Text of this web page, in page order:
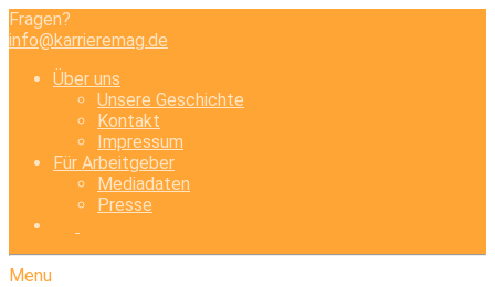
Fragen?
info@karrieremag.de
Über uns
Unsere Geschichte
Kontakt
Impressum
Für Arbeitgeber
Mediadaten
Presse
Menu